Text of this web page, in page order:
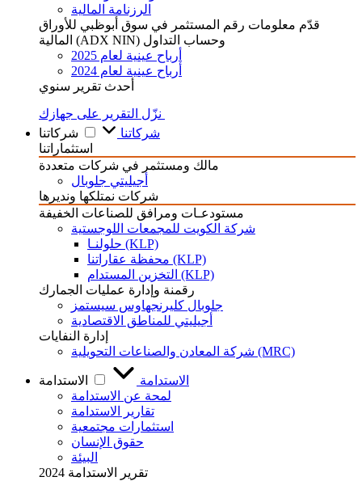
الرزنامة المالية
قدّم معلومات رقم المستثمر في سوق أبوظبي للأوراق
المالية (ADX NIN) وحساب التداول
أرباح عينية لعام 2025
أرباح عينية لعام 2024
أحدث تقرير سنوي
نزّل التقرير على جهازك
شركاتنا
شركاتنا
استثماراتنا
مالك ومستثمر في شركات متعددة
أجيليتي جلوبال
شركات نمتلكها ونديرها
مستودعـات ومرافق للصناعات الخفيفة
شركة الكويت للمجمعات اللوجستية
حلولنـا (KLP)
محفظة عقاراتنا (KLP)
التخزين المستدام (KLP)
رقمنة وإدارة عمليات الجمارك
جلوبال كليرنجهاوس سيستمز
أجيليتي للمناطق الاقتصادية
إدارة النفايات
شركة المعادن والصناعات التحويلية (MRC)
الاستدامة
الاستدامة
لمحة عن الاستدامة
تقارير الاستدامة
استثمارات مجتمعية
حقوق الإنسان
البيئة
تقرير الاستدامة 2024